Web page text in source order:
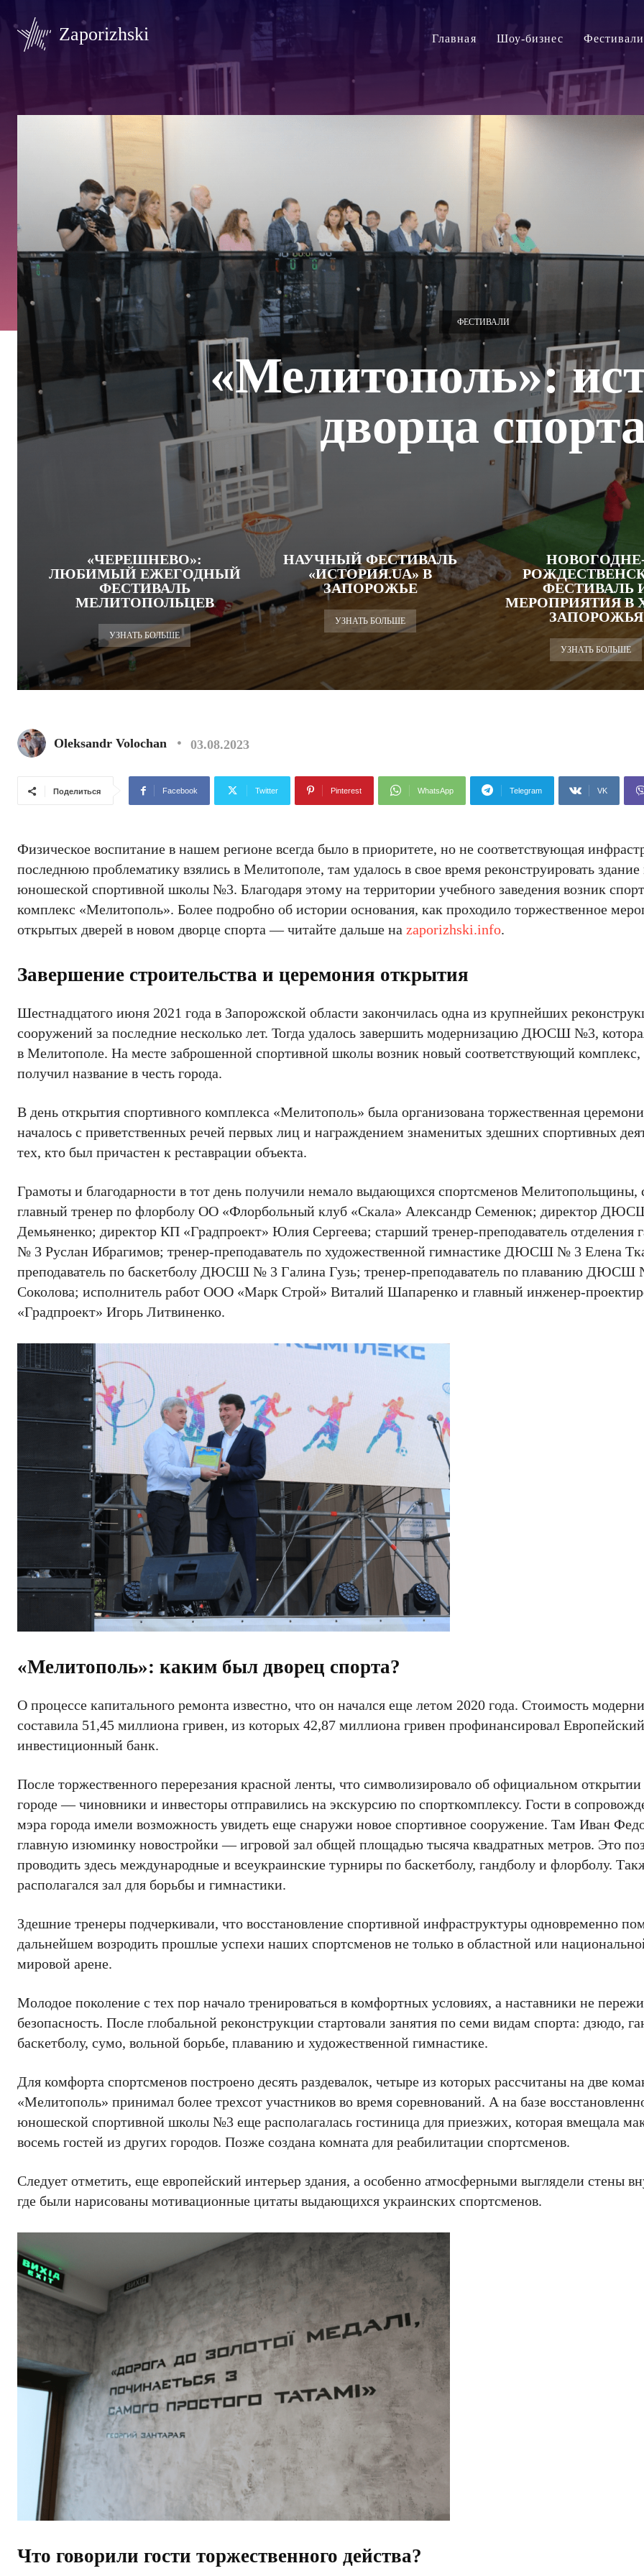
Zaporizhski Главная Шоу-бизнес Фестивали
ФЕСТИВАЛИ
«Мелитополь»:
дворца
«ЧЕРЕШНЕВО»:
ЛЮБИМЫЙ ЕЖЕГОДНЫЙ
ФЕСТИВАЛЬ
МЕЛИТОПОЛЬЦЕВ
УЗНАТЬ БОЛЬШЕ
НАУЧНЫЙ ФЕСТИВАЛЬ
«ИСТОРИЯ.UA» В
ЗАПОРОЖЬЕ
УЗНАТЬ БОЛЬШЕ
ФЕСТИВАЛЬ
МЕРОПРИЯТИЯ В
ЗАПОРОЖЬЯ
УЗНАТЬ БОЛЬШЕ
Oleksandr Volochan 03.08.2023
Поделиться Facebook Twitter Pinterest WhatsApp Telegram VK
Физическое воспитание в нашем регионе всегда было в приоритете, но не соответствующая
последнюю проблематику взялись в Мелитополе, там удалось в свое время реконструировать здание
юношеской спортивной школы №3. Благодаря этому на территории учебного заведения возник
комплекс «Мелитополь». Более подробно об истории основания, как проходило торжественное
открытых дверей в новом дворце спорта — читайте дальше на zaporizhski.info.
Завершение строительства и церемония открытия
Шестнадцатого июня 2021 года в Запорожской области закончилась одна из крупнейших
сооружений за последние несколько лет. Тогда удалось завершить модернизацию ДЮСШ №3,
в Мелитополе. На месте заброшенной спортивной школы возник новый соответствующий комплекс,
получил название в честь города.
В день открытия спортивного комплекса «Мелитополь» была организована торжественная
началось с приветственных речей первых лиц и награждением знаменитых здешних спортивных
тех, кто был причастен к реставрации объекта.
Грамоты и благодарности в тот день получили немало выдающихся спортсменов Мелитопольщины,
главный тренер по флорболу ОО «Флорбольный клуб «Скала» Александр Семенюк; директор
Демьяненко; директор КП «Градпроект» Юлия Сергеева; старший тренер-преподаватель
№ 3 Руслан Ибрагимов; тренер-преподаватель по художественной гимнастике ДЮСШ № 3 Елена
преподаватель по баскетболу ДЮСШ № 3 Галина Гузь; тренер-преподаватель по плаванию
Соколова; исполнитель работ ООО «Марк Строй» Виталий Шапаренко и главный инженер-
«Градпроект» Игорь Литвиненко.
«Мелитополь»: каким был дворец спорта?
О процессе капитального ремонта известно, что он начался еще летом 2020 года. Стоимость
составила 51,45 миллиона гривен, из которых 42,87 миллиона гривен профинансировал Европейский
инвестиционный банк.
После торжественного перерезания красной ленты, что символизировало об официальном
городе — чиновники и инвесторы отправились на экскурсию по спорткомплексу. Гости в
мэра города имели возможность увидеть еще снаружи новое спортивное сооружение. Там Иван
главную изюминку новостройки — игровой зал общей площадью тысяча квадратных метров. Это
проводить здесь международные и всеукраинские турниры по баскетболу, гандболу и флорболу.
располагался зал для борьбы и гимнастики.
Здешние тренеры подчеркивали, что восстановление спортивной инфраструктуры одновременно
дальнейшем возродить прошлые успехи наших спортсменов не только в областной или
мировой арене.
Молодое поколение с тех пор начало тренироваться в комфортных условиях, а наставники не
безопасность. После глобальной реконструкции стартовали занятия по семи видам спорта: дзюдо,
баскетболу, сумо, вольной борьбе, плаванию и художественной гимнастике.
Для комфорта спортсменов построено десять раздевалок, четыре из которых рассчитаны на две
«Мелитополь» принимал более трехсот участников во время соревнований. А на базе
юношеской спортивной школы №3 еще располагалась гостиница для приезжих, которая вмещала
восемь гостей из других городов. Позже создана комната для реабилитации спортсменов.
Следует отметить, еще европейский интерьер здания, а особенно атмосферными выглядели стены
где были нарисованы мотивационные цитаты выдающихся украинских спортсменов.
Что говорили гости торжественного действа?